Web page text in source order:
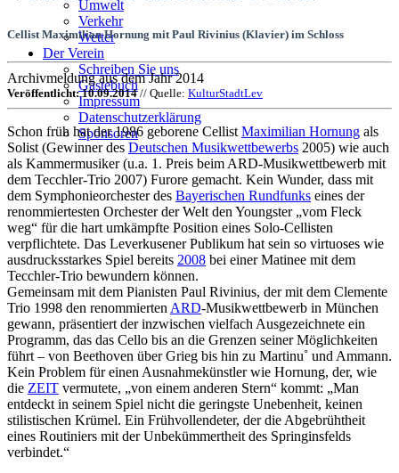
Umwelt
Verkehr
Wetter
Der Verein
Schreiben Sie uns
Gästebuch
Impressum
Datenschutzerklärung
Sponsoren
Cellist Maximilian Hornung mit Paul Rivinius (Klavier) im Schloss
Archivmeldung aus dem Jahr 2014
Veröffentlicht: 10.09.2014// Quelle: KulturStadtLev
Schon früh hat der 1986 geborene Cellist Maximilian Hornung als
Solist (Gewinner des Deutschen Musikwettbewerbs 2005) wie auch
als Kammermusiker (u.a. 1. Preis beim ARD-Musikwettbewerb mit
dem Tecchler-Trio 2007) Furore gemacht. Kein Wunder, dass mit
dem Symphonieorchester des Bayerischen Rundfunks eines der
renommiertesten Orchester der Welt den Youngster „vom Fleck
weg“ für die hart umkämpfte Position eines Solo-Cellisten
verpflichtete. Das Leverkusener Publikum hat sein so virtuoses wie
ausdrucksstarkes Spiel bereits 2008 bei einer Matinee mit dem
Tecchler-Trio bewundern können.
Gemeinsam mit dem Pianisten Paul Rivinius, der mit dem Clemente
Trio 1998 den renommierten ARD-Musikwettbewerb in München
gewann, präsentiert der inzwischen vielfach Ausgezeichnete ein
Programm, das das Cello bis an die Grenzen seiner Möglichkeiten
führt – von Beethoven über Grieg bis hin zu Martinu˚ und Ammann.
Kein Problem für einen Ausnahmekünstler wie Hornung, der, wie
die ZEIT vermutete, „von einem anderen Stern“ kommt: „Man
entdeckt in seinem Spiel nicht die geringste Unebenheit, keinen
stilistischen Krümel. Ein Frühvollendeter, der die Abgebrühtheit
eines Routiniers mit der Unbekümmertheit des Springinsfelds
verbindet.“